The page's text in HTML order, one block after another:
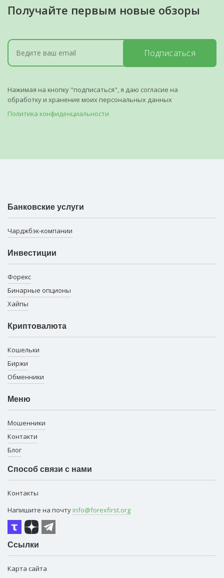
Получайте первым новые обзоры
Подписаться
Нажимая на кнопку "подписаться", я даю согласие на
обработку и хранение моих персональных данных
Политика конфиденциальности
Банковские услуги
Чарджбэк-компании
Инвестиции
Форекс
Бинарные опционы
Хайпы
Криптовалюта
Кошельки
Биржи
Обменники
Меню
Мошенники
Контакти
Блог
Способ связи с нами
Контакты
Напишите на почту info@forexfirst.org
Ссылки
Карта сайта